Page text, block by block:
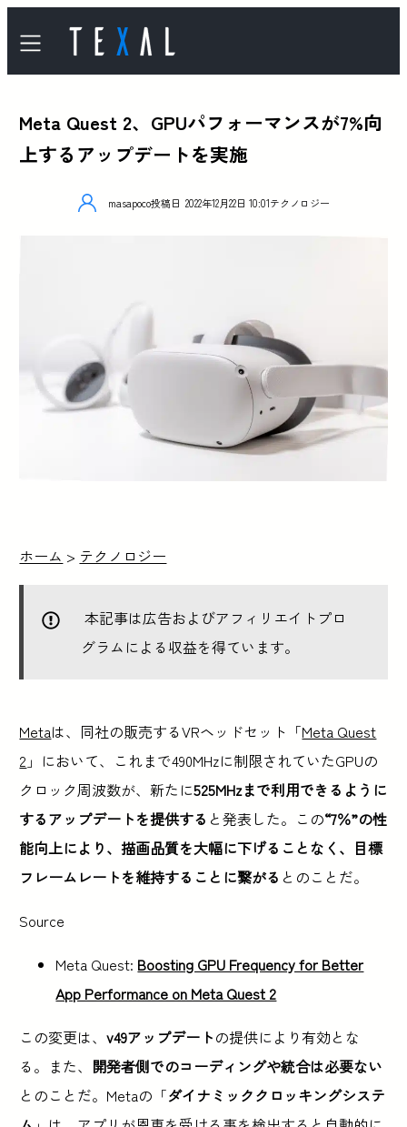
Meta Quest 2、GPUパフォーマンスが7%向
上するアップデートを実施
masapoco投稿日 2022年12月22日 10:01テクノロジー
ホーム > テクノロジー
本記事は広告およびアフィリエイトプロ
グラムによる収益を得ています。
Metaは、同社の販売するVRヘッドセット「Meta Quest
2 」において、これまで490MHzに制限されていたGPUの
クロック周波数が、新たに525MHzまで利用できるように
するアップデートを提供する と発表した。この“7％”の性
能向上により、描画品質を大幅に下げることなく、目標
フレームレートを維持することに繋がる とのことだ。
Source
Meta Quest: Boosting GPU Frequency for Better
App Performance on Meta Quest 2
この変更は、v49アップデートの提供により有効とな
る。また、 開発者側でのコーディングや統合は必要ない
とのことだ。Metaの「ダイナミッククロッキングシステ